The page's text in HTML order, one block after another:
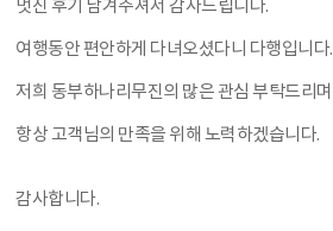
멋진 후기 남겨주셔서 감사드립니다.
여행동안 편안하게 다녀오셨다니 다행입니다.
저희 동부하나리무진의 많은 관심 부탁드리며
항상 고객님의 만족을 위해 노력하겠습니다.
감사합니다.